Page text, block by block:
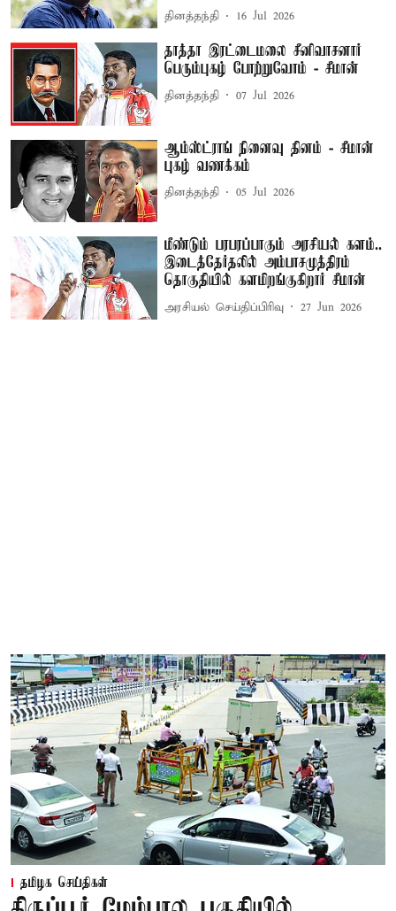
தினத்தந்தி 16 Jul 2026
தாத்தா இரட்டைமலை சீனிவாசனார்
பெரும்புகழ் போற்றுவோம் - சீமான்
தினத்தந்தி 07 Jul 2026
ஆம்ஸ்ட்ராங் நினைவு தினம் - சீமான்
புகழ் வணக்கம்
தினத்தந்தி 05 Jul 2026
மீண்டும் பரபரப்பாகும் அரசியல் களம்..
இடைத்தேர்தலில் அம்பாசமுத்திரம்
தொகுதியில் களமிறங்குகிறார் சீமான்
அரசியல் செய்திப்பிரிவு 27 Jun 2026
தமிழக செய்திகள்